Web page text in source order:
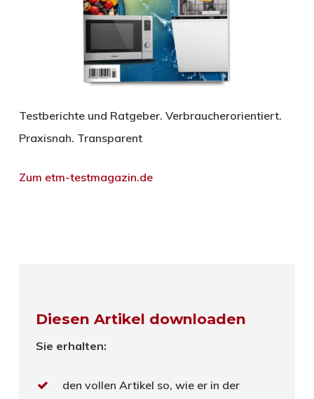
Testberichte und Ratgeber. Verbraucherorientiert.
Praxisnah. Transparent
Zum etm-testmagazin.de
Diesen Artikel downloaden
Sie erhalten:
den vollen Artikel so, wie er in der